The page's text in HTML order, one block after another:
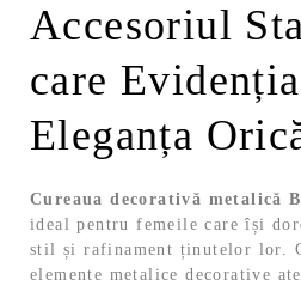
Accesoriul
care
Eleganța
Cureaua decorativă metalică
ideal pentru femeile care își
stil și rafinament ținutelor lor.
elemente metalice decorative